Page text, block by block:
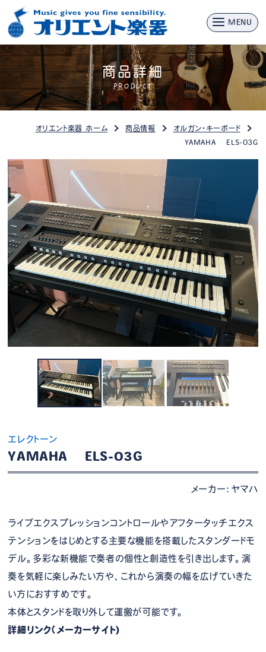
MENU
商品詳細
PRODUCT
オリエント楽器 ホーム 商品情報
オルガン・キーボード
YAMAHA ELS-03G
エレクトーン
YAMAHA ELS-03G
メーカー：ヤマハ
ライブエクスプレッションコントロールやアフタータッチエクス
テンションをはじめとする主要な機能を搭載したスタンダードモ
デル。多彩な新機能で奏者の個性と創造性を引き出します。演
奏を気軽に楽しみたい方や、これから演奏の幅を広げていきた
い方におすすめです。
本体とスタンドを取り外して運搬が可能です。
詳細リンク（メーカーサイト)